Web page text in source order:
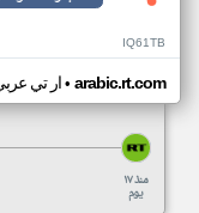
IQ61TB
ار تي• arabic.rt.com
منذ ١٧
يوم